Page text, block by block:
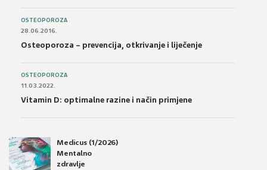
OSTEOPOROZA
28.06.2016.
Osteoporoza – prevencija, otkrivanje i liječenje
OSTEOPOROZA
11.03.2022.
Vitamin D: optimalne razine i način primjene
Medicus (1/2026)
Mentalno
zdravlje